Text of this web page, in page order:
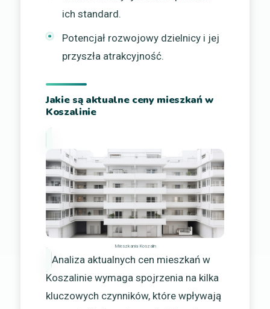
ich standard.
Potencjał rozwojowy dzielnicy i jej
przyszła atrakcyjność.
Jakie są aktualne ceny mieszkań w
Koszalinie
Mieszkania Koszalin
Analiza aktualnych cen mieszkań w
Koszalinie wymaga spojrzenia na kilka
kluczowych czynników, które wpływają